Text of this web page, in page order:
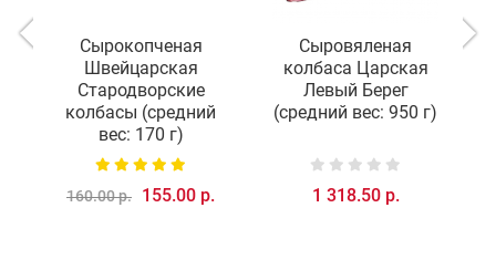
Сырокопченая
Швейцарская
Стародворские
колбасы (средний
вес: 170 г)
160.00 р. 155.00 р.
Сыровяленая
колбаса Царская
Левый Берег
(средний вес: 950 г)
1 318.50 р.